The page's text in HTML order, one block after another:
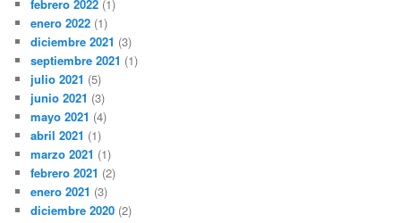
febrero 2022 (1)
enero 2022 (1)
diciembre 2021 (3)
septiembre 2021 (1)
julio 2021 (5)
junio 2021 (3)
mayo 2021 (4)
abril 2021 (1)
marzo 2021 (1)
febrero 2021 (2)
enero 2021 (3)
diciembre 2020 (2)